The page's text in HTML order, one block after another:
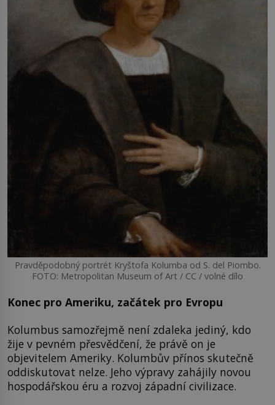
Pravděpodobný portrét Kryštofa Kolumba od S. del Piombo.
FOTO: Metropolitan Museum of Art / CC / volné dílo
Konec pro Ameriku, začátek pro Evropu
Kolumbus samozřejmě není zdaleka jediný, kdo
žije v pevném přesvědčení, že právě on je
objevitelem Ameriky. Kolumbův přínos skutečně
oddiskutovat nelze. Jeho výpravy zahájily novou
hospodářskou éru a rozvoj západní civilizace.